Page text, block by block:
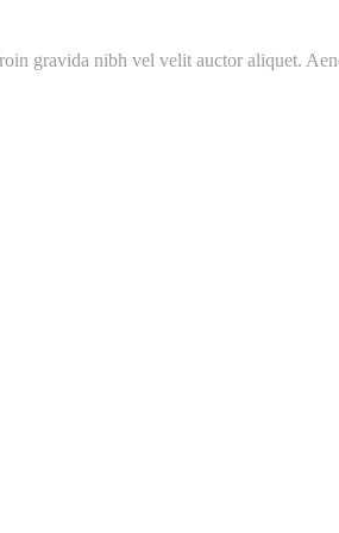
gravida nibh vel velit auctor aliquet.